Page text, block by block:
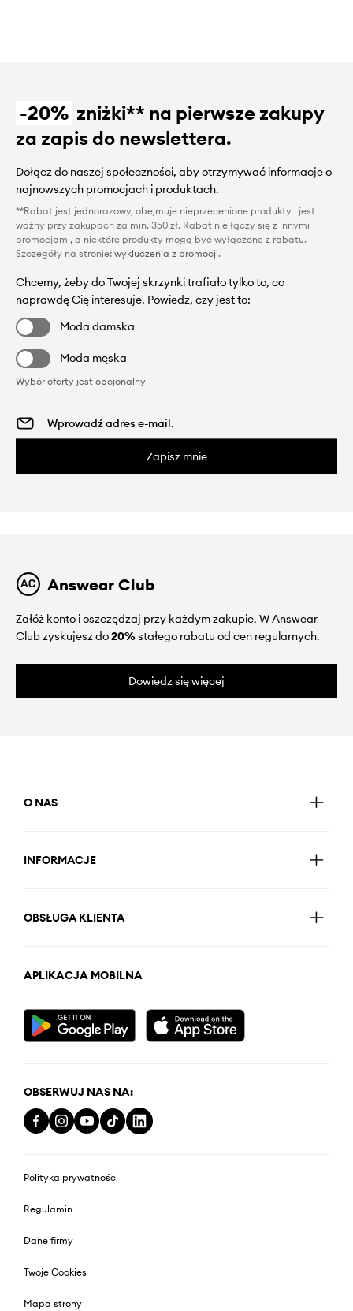
-20% zniżki** na pierwsze zakupy
za zapis do newslettera.
Dołącz do naszej społeczności, aby otrzymywać informacje o
najnowszych promocjach i produktach.
**Rabat jest jednorazowy, obejmuje nieprzecenione produkty i jest
ważny przy zakupach za min. 350 zł. Rabat nie łączy się z innymi
promocjami, a niektóre produkty mogą być wyłączone z rabatu.
Szczegóły na stronie: wykluczenia z promocji.
Chcemy, żeby do Twojej skrzynki trafiało tylko to, co
naprawdę Cię interesuje. Powiedz, czy jest to:
Moda damska
Moda męska
Wybór oferty jest opcjonalny
Zapisz mnie
Answear Club
Załóż konto i oszczędzaj przy każdym zakupie. W Answear
Club zyskujesz do20%stałego rabatu od cen regularnych.
Dowiedz się więcej
O NAS
INFORMACJE
OBSŁUGA KLIENTA
APLIKACJA MOBILNA
OBSERWUJ NAS NA:
Polityka prywatności
Regulamin
Dane firmy
Twoje Cookies
Mapa strony